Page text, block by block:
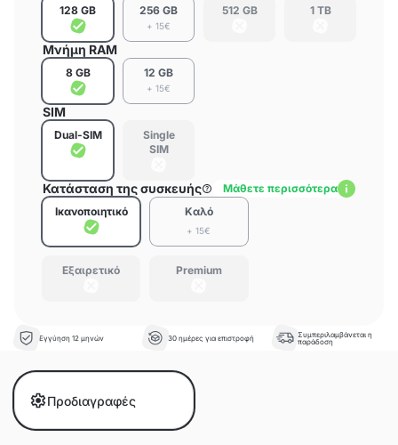
128 GB 256 GB
+ 15€
512 GB 1 TB
Μνήμη RAM
8 GB 12 GB
+ 15€
SIM
Dual-SIM
Single
SIM
Κατάσταση της συσκευής
Μάθετε περισσότερα
Ικανοποιητικό
Καλό
+ 15€
Εξαιρετικό Premium
Εγγύηση 12 μηνών 30 ημέρες για επιστροφή
Συμπεριλαμβάνεται η
παράδοση
Προδιαγραφές